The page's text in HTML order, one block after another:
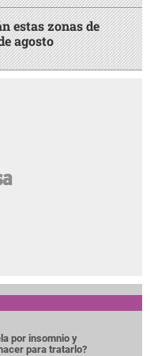
estas zonas de
agosto
por insomnio y
para tratarlo?